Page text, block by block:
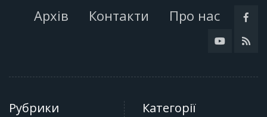
Архів Контакти Про нас
Рубрики Категорії